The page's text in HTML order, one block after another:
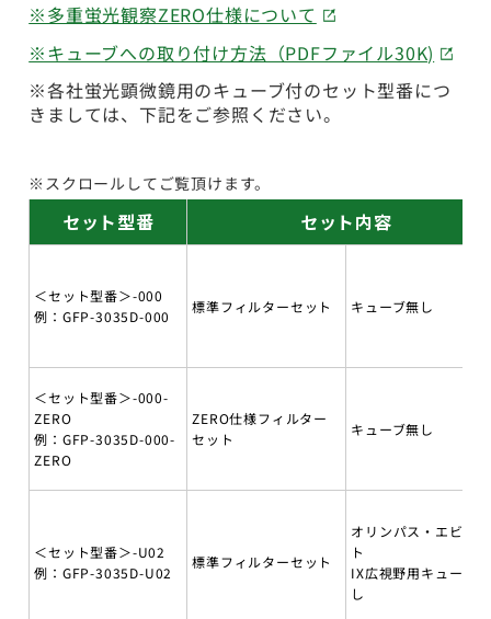
※多重蛍光観察ZERO仕様について
※キューブへの取り付け方法（PDFファイル30K)
※各社蛍光顕微鏡用のキューブ付のセット型番につ
きましては、下記をご参照ください。
※スクロールしてご覧頂けます。
セット型番 セット内容
＜セット型番＞-000
例：GFP-3035D-000
標準フィルターセット キューブ無し
＜セット型番＞-000-
ZERO
例：GFP-3035D-000-
ZERO
ZERO仕様フィルター
セット
キューブ無し
＜セット型番＞-U02
例：GFP-3035D-U02
標準フィルターセット
オリンパス・エビデン
ト
IX広視野用キューブ無
し